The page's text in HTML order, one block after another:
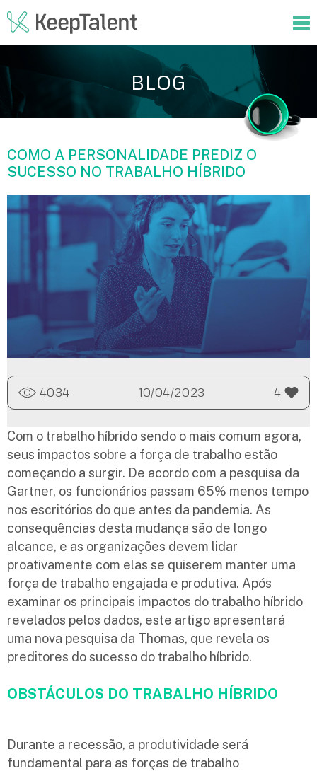
BLOG
COMO A PERSONALIDADE PREDIZ O
SUCESSO NO TRABALHO HÍBRIDO
4034 10/04/2023 4
Com o trabalho híbrido sendo o mais comum agora,
seus impactos sobre a força de trabalho estão
começando a surgir. De acordo com a pesquisa da
Gartner, os funcionários passam 65% menos tempo
nos escritórios do que antes da pandemia. As
consequências desta mudança são de longo
alcance, e as organizações devem lidar
proativamente com elas se quiserem manter uma
força de trabalho engajada e produtiva. Após
examinar os principais impactos do trabalho híbrido
revelados pelos dados, este artigo apresentará
uma nova pesquisa da Thomas, que revela os
preditores do sucesso do trabalho híbrido.
OBSTÁCULOS DO TRABALHO HÍBRIDO
Durante a recessão, a produtividade será
fundamental para as forças de trabalho